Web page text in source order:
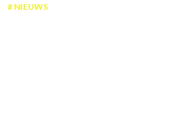
NIEUWS